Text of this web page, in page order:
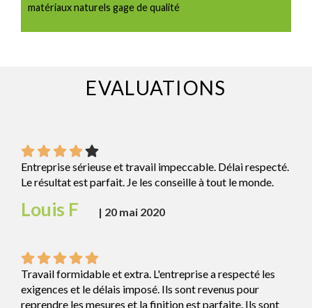
matériaux naturels gage de qualité
EVALUATIONS
Entreprise sérieuse et travail impeccable. Délai respecté.
Le résultat est parfait. Je les conseille à tout le monde.
Louis F | 20 mai 2020
Travail formidable et extra. L'entreprise a respecté les
exigences et le délais imposé. Ils sont revenus pour
reprendre les mesures et la finition est parfaite. Ils sont